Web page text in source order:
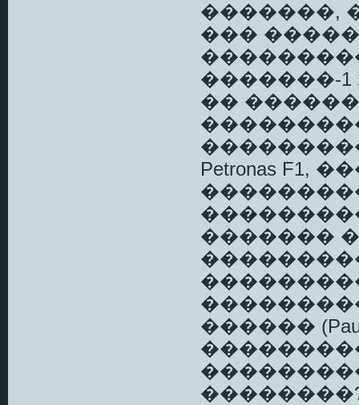
�������,
���
�������-1
��
Petronas
�������
������